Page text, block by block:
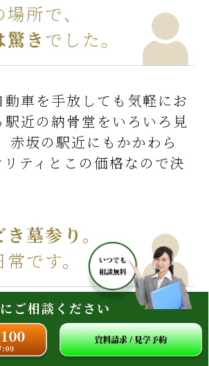
所で、
驚きでした。
車を手放しても気軽にお
近の納骨堂をいろいろ見
赤坂の駅近にもかかわら
ティとこの価格なので決
墓参り。
です。
もので両親と近くにいられ
強く思います。仕事とき
ご相談ください